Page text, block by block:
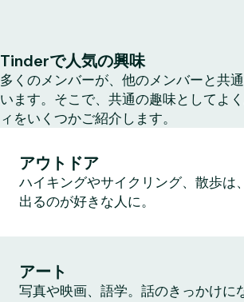
Tinderで人気の興味
多くのメンバーが、他のメンバーと共
います。そこで、共通の趣味としてよ
ィをいくつかご紹介します。
アウトドア
ハイキングやサイクリング、散歩は
出るのが好きな人に。
アート
写真や映画、語学。話のきっかけに